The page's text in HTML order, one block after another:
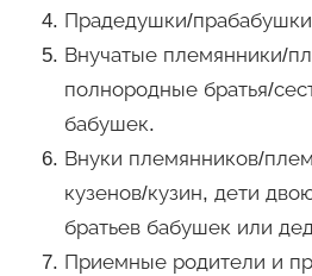
Прадедушки/
Внучатые племянники/
полнородные братья/
бабушек.
Внуки племянников/
кузенов/кузин, дети
братьев бабушек или
Приемные родители и